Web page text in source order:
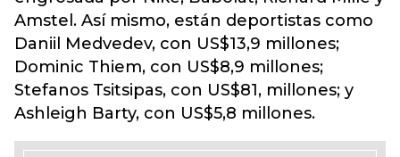
Amstel. Así mismo, están deportistas como
Daniil Medvedev, con US$13,9 millones;
Dominic Thiem, con US$8,9 millones;
Stefanos Tsitsipas, con US$81, millones; y
Ashleigh Barty, con US$5,8 millones.